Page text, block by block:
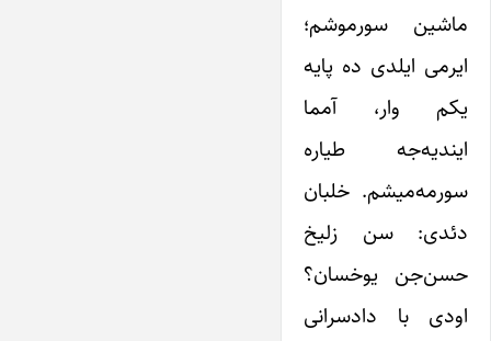
ماشین سورموشم؛
ایرمی ایلدی ده پایه
یکم وار، آمما
ایندیه‌جه طیاره
سورمه‌میشم. خلبان
دئدی: سن زلیخ
حسن‌جن یوخسان؟
اودی با دادسرانی